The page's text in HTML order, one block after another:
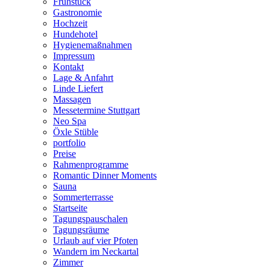
Gastronomie
Hochzeit
Hundehotel
Hygienemaßnahmen
Impressum
Kontakt
Lage & Anfahrt
Linde Liefert
Massagen
Messetermine Stuttgart
Neo Spa
Öxle Stüble
portfolio
Preise
Rahmenprogramme
Romantic Dinner Moments
Sauna
Sommerterrasse
Startseite
Tagungspauschalen
Tagungsräume
Urlaub auf vier Pfoten
Wandern im Neckartal
Zimmer